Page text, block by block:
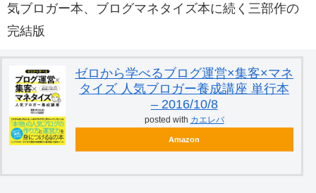
気ブロガー本、ブログマネタイズ本に続く三部作の
完結版
ゼロから学べるブログ運営×集客×マネ
タイズ 人気ブロガー養成講座 単行本
– 2016/10/8
posted with カエレバ
Amazon